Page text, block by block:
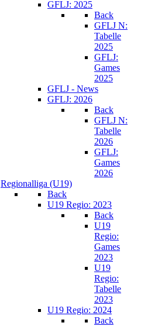
GFLJ: 2025
Back
GFLJ N:
Tabelle
2025
GFLJ:
Games
2025
GFLJ - News
GFLJ: 2026
Back
GFLJ N:
Tabelle
2026
GFLJ:
Games
2026
Regionalliga (U19)
Back
U19 Regio: 2023
Back
U19
Regio:
Games
2023
U19
Regio:
Tabelle
2023
U19 Regio: 2024
Back